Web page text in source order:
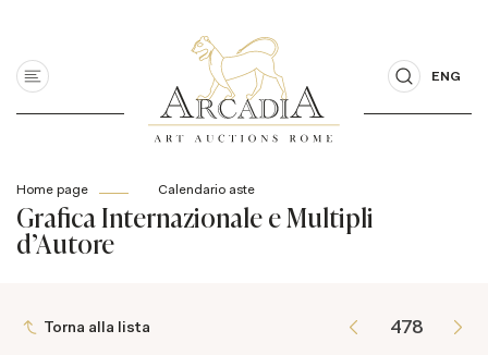
ENG
Home page Calendario aste
Grafica Internazionale e Multipli
d'Autore
Torna alla lista